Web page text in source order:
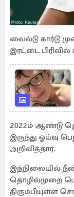
வைல்டு கார்டு
இரட்டை
2022ம் ஆண்டு
இருந்து ஓய்வு
அறிவித்தார்.
இந்நிலையில்
தொழில்முறை
திரும்பியுள்ள